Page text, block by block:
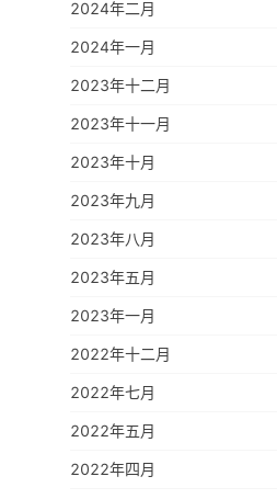
2024年二月
2024年一月
2023年十二月
2023年十一月
2023年十月
2023年九月
2023年八月
2023年五月
2023年一月
2022年十二月
2022年七月
2022年五月
2022年四月